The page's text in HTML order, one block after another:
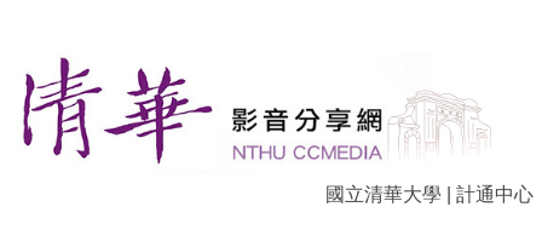
主
要
內
國立清華大學 計通中心